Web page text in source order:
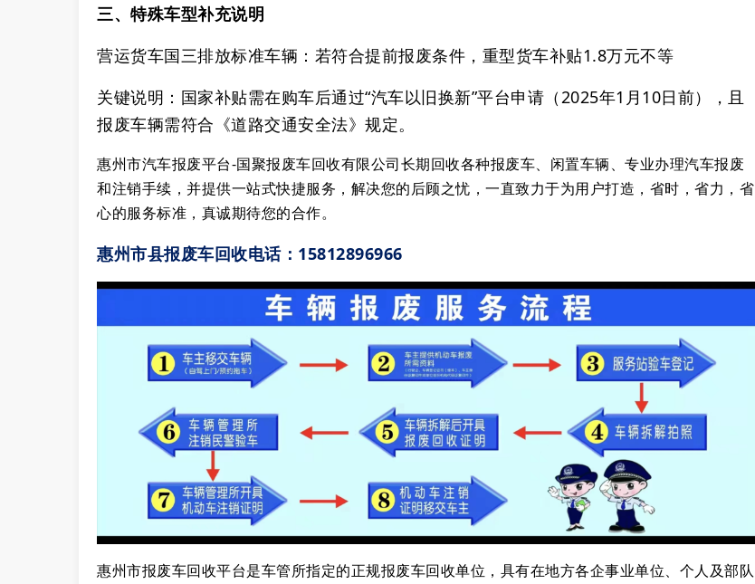
三、特殊车型补充说明
‌营运货车国三排放标准车辆‌：若符合提前报废条件，重型货车补贴1.8万元不等
‌关键说明‌：国家补贴需在购车后通过“汽车以旧换新”平台申请（2025年1月10日前），且
报废车辆需符合《道路交通安全法》规定。
惠州市汽车报废平台-国聚报废车回收有限公司长期回收各种报废车、闲置车辆、专业办理汽车报废
和注销手续，并提供一站式快捷服务，解决您的后顾之忧，一直致力于为用户打造，省时，省力，省
心的服务标准，真诚期待您的合作。
惠州市县报废车回收电话：15812896966
惠州市报废车回收平台是车管所指定的正规报废车回收单位，具有在地方各企事业单位、个人及部队